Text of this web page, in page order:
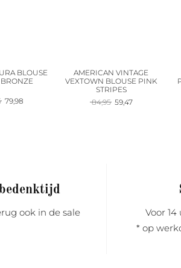
BLOUSE
Oorspronkelijke
prijs
79,98
AMERICAN VINTAGE
VEXTOWN BLOUSE PINK
STRIPES
84,95 Oorspronkelijke
prijs
59,47Huidige
ook in de sale
Voor
* op